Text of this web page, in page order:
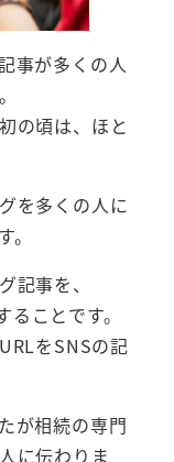
事が多くの人
の頃は、ほと
を多くの人に
記事を、
ことです。
をSNSの記
が相続の専門
に伝わりま